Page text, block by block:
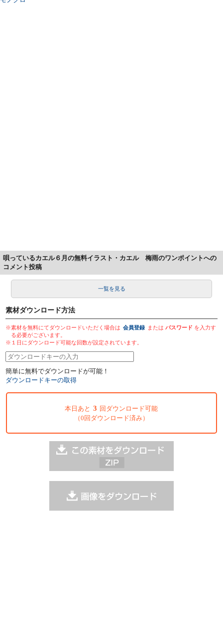
唄っているカエル６月の無料イラスト・カエル 梅雨のワンポイントへの
コメント投稿
一覧を見る
素材ダウンロード方法
※素材を無料にてダウンロードいただく場合は 会員登録 またはパスワード を入力す
る必要がございます。
※１日にダウンロード可能な回数が設定されています。
簡単に無料でダウンロードが可能！
ダウンロードキーの取得
本日あと 3 回ダウンロード可能
（0回ダウンロード済み）